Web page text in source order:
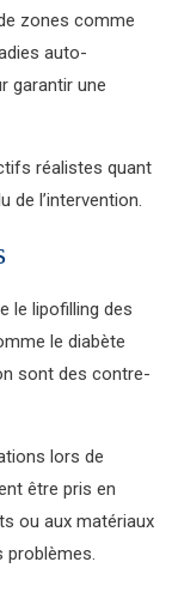
zones comme
auto-
garantir une
réalistes quant
de l’intervention.
le lipofilling des
le diabète
sont des contre-
lors de
être pris en
ou aux matériaux
problèmes.